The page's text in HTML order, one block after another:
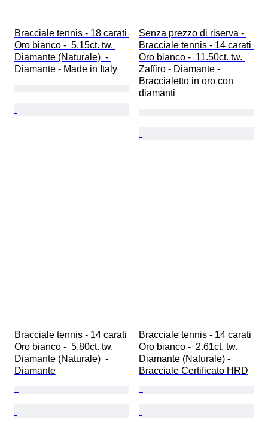
Bracciale tennis - 18 carati
Oro bianco -  5.15ct. tw.
Diamante (Naturale)  -
Diamante - Made in Italy
Senza prezzo di riserva -
Bracciale tennis - 14 carati
Oro bianco -  11.50ct. tw.
Zaffiro - Diamante -
Braccialetto in oro con
diamanti
Bracciale tennis - 14 carati
Oro bianco -  5.80ct. tw.
Diamante (Naturale)  -
Diamante
Bracciale tennis - 14 carati
Oro bianco -  2.61ct. tw.
Diamante (Naturale) -
Bracciale Certificato HRD